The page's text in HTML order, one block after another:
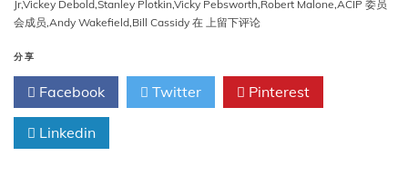
Jr,Vickey Debold,Stanley Plotkin,Vicky Pebsworth,Robert Malone,ACIP 委员
会成员,Andy Wakefield,Bill Cassidy 在 RFK
取
动
上留下评论
分享
Facebook Twitter Pinterest
Linkedin